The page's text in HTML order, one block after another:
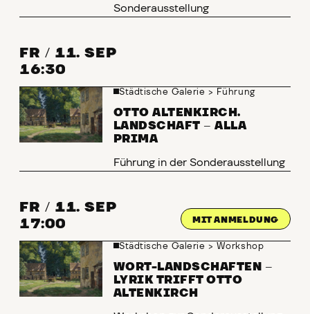
Sonderausstellung
FR / 11. SEP
16:30
Städtische Galerie > Führung
OTTO ALTENKIRCH.
LANDSCHAFT –ALLA
PRIMA
Führung in der Sonderausstellung
FR / 11. SEP
17:00
MIT ANMELDUNG
Städtische Galerie > Workshop
WORT-LANDSCHAFTEN
–
LYRIK TRIFFT OTTO
ALTENKIRCH